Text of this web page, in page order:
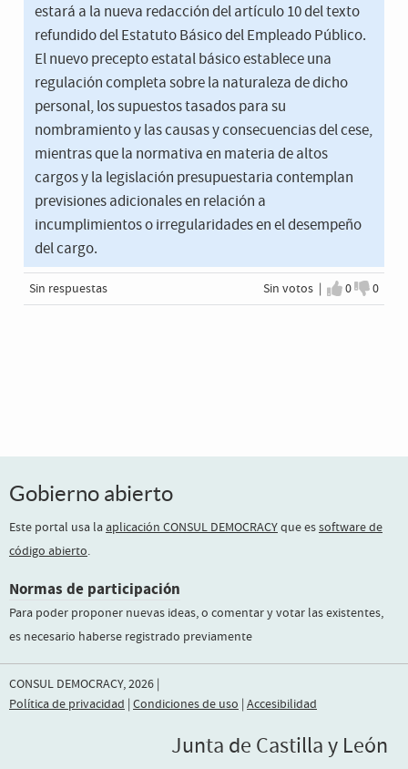
estará a la nueva redacción del artículo 10 del texto
refundido del Estatuto Básico del Empleado Público.
El nuevo precepto estatal básico establece una
regulación completa sobre la naturaleza de dicho
personal, los supuestos tasados para su
nombramiento y las causas y consecuencias del cese,
mientras que la normativa en materia de altos
cargos y la legislación presupuestaria contemplan
previsiones adicionales en relación a
incumplimientos o irregularidades en el desempeño
del cargo.
Sin votos |
Estoy de
0
No
0
Sin respuestas
Gobierno abierto
Este portal usa la aplicación CONSUL DEMOCRACYque essoftware de
código abierto.
Normas de participación
Para poder proponer nuevas ideas, o comentar y votar las existentes,
es necesario haberse registrado previamente
CONSUL DEMOCRACY, 2026 |
Política de privacidad | Condiciones de uso | Accesibilidad
Junta de Castilla y León